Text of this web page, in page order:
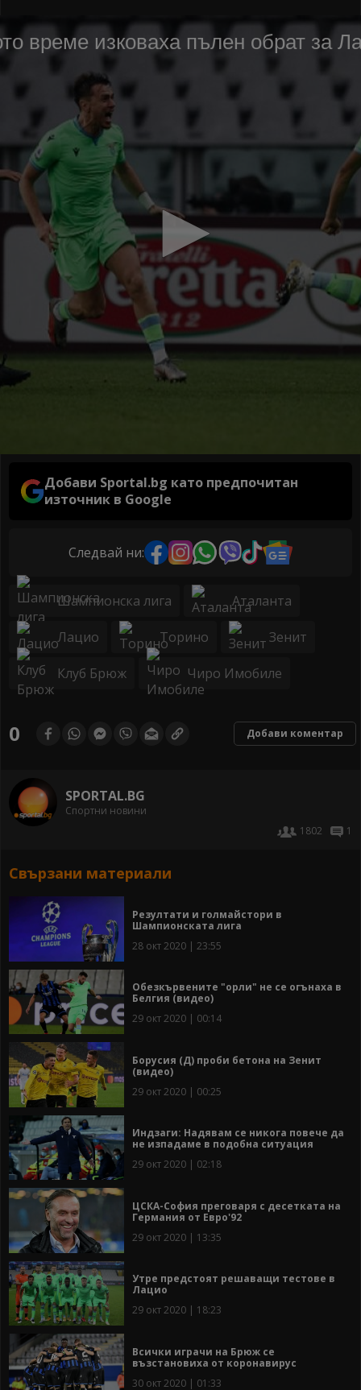
Добави Sportal.bg като предпочитан
източник в Google
Следвай ни:
Шампионска лига Аталанта
Лацио Торино Зенит
Клуб Брюж Чиро Имобиле
0 Добави коментар
SPORTAL.BG
Спортни новини
1802
1
Свързани материали
Резултати и голмайстори в
Шампионската лига
28 окт 2020 | 23:55
Обезкървените "орли" не се огънаха в
Белгия (видео)
29 окт 2020 | 00:14
Борусия (Д) проби бетона на Зенит
(видео)
29 окт 2020 | 00:25
Индзаги: Надявам се никога повече да
не изпадаме в подобна ситуация
29 окт 2020 | 02:18
ЦСКА-София преговаря с десетката на
Германия от Евро'92
29 окт 2020 | 13:35
Утре предстоят решаващи тестове в
Лацио
29 окт 2020 | 18:23
Всички играчи на Брюж се
възстановиха от коронавирус
30 окт 2020 | 01:33